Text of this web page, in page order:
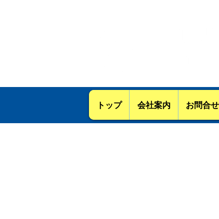
トップ 会社案内 お問合せ